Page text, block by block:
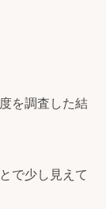
を調査した結
で少し見えて